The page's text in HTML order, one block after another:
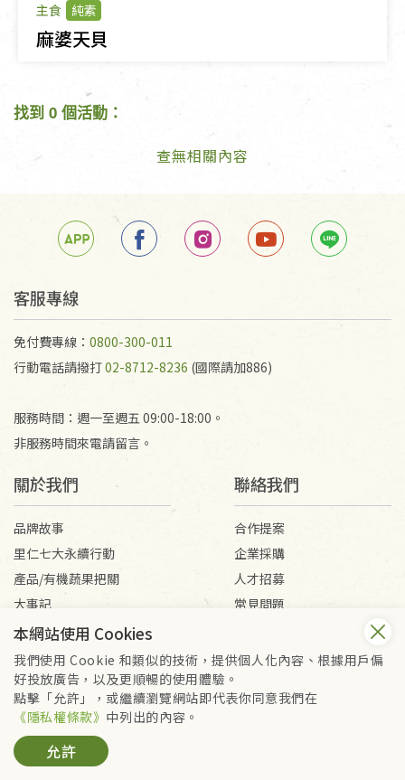
主食 純素
麻婆天貝
找到 0 個活動：
查無相關內容
客服專線
免付費專線： 0800-300-011
行動電話請撥打02-8712-8236 (國際請加886)
服務時間：週一至週五 09:00-18:00。
非服務時間來電請留言。
關於我們
品牌故事
里仁七大永續行動
產品/有機蔬果把關
大事記
媒體報導
聯絡我們
合作提案
企業採購
人才招募
常見問題
會員服務條款
隱私權政策
Copyright © 2026 里仁事業股份有限公司(統編：16301262) /
里仁網購股份有限公司(統編：25149752)
本網站使用 Cookies
我們使用 Cookie 和類似的技術，提供個人化內容、根據用戶偏
好投放廣告，以及更順暢的使用體驗。
點擊「允許」，或繼續瀏覽網站即代表你同意我們在
《隱私權條款》 中列出的內容。
允許